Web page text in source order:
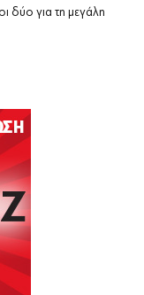
δύο για τη μεγάλη